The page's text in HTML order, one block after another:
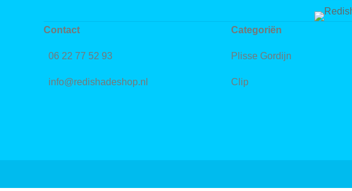
Contact
06 22 77 52 93
info@redishadeshop.nl
Categoriën
Plisse Gordijn
Clip